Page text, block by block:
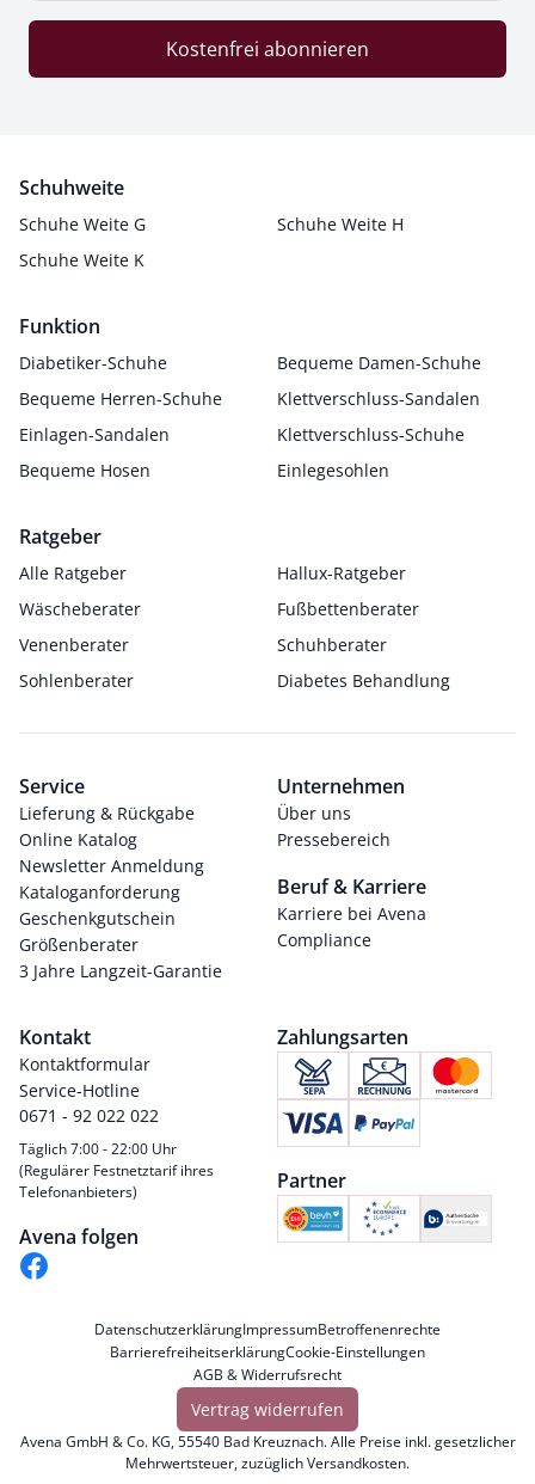
Kostenfrei abonnieren
Schuhweite
Schuhe Weite G
Schuhe Weite H
Schuhe Weite K
Funktion
Diabetiker-Schuhe
Bequeme Damen-Schuhe
Bequeme Herren-Schuhe
Klettverschluss-Sandalen
Einlagen-Sandalen
Klettverschluss-Schuhe
Bequeme Hosen
Einlegesohlen
Ratgeber
Alle Ratgeber
Hallux-Ratgeber
Wäscheberater
Fußbettenberater
Venenberater
Schuhberater
Sohlenberater
Diabetes Behandlung
Service
Lieferung & Rückgabe
Online Katalog
Newsletter Anmeldung
Kataloganforderung
Geschenkgutschein
Größenberater
3 Jahre Langzeit-Garantie
Unternehmen
Über uns
Pressebereich
Beruf & Karriere
Karriere bei Avena
Compliance
Kontakt
Kontaktformular
Service-Hotline
0671 - 92 022 022
Täglich 7:00 - 22:00 Uhr
(Regulärer Festnetztarif ihres
Telefonanbieters)
Avena folgen
Zahlungsarten
Partner
DatenschutzerklärungImpressumBetroffenenrechte
BarrierefreiheitserklärungCookie-Einstellungen
AGB & Widerrufsrecht
Vertrag widerrufen
Avena GmbH & Co. KG, 55540 Bad Kreuznach. Alle Preise inkl. gesetzlicher
Mehrwertsteuer, zuzüglichVersandkosten.